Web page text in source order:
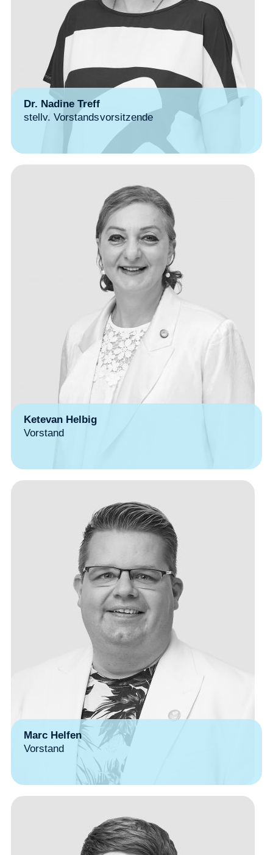
Dr. Nadine Treff
stellv. Vorstandsvorsitzende
Ketevan Helbig
Vorstand
Marc Helfen
Vorstand